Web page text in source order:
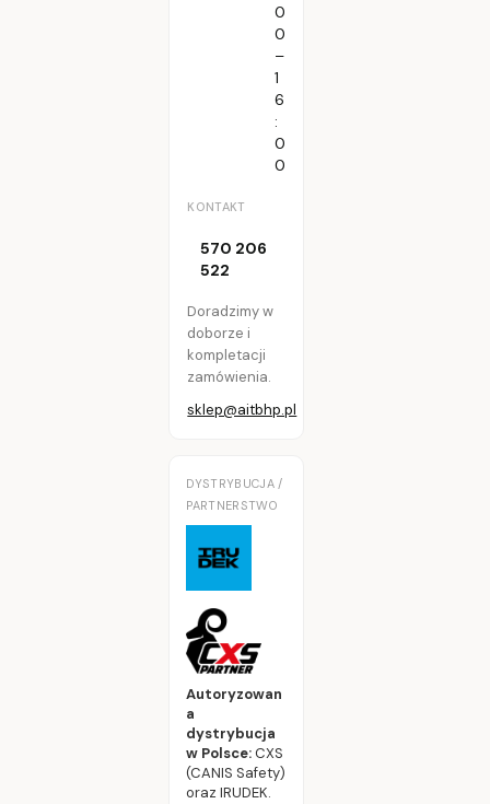
0
0
–
1
6
:
0
0
KONTAKT
570 206
522
Doradzimy w
doborze i
kompletacji
zamówienia.
sklep@aitbhp.pl
DYSTRYBUCJA /
PARTNERSTWO
Autoryzowan
a
dystrybucja
w Polsce:CXS
(CANIS Safety)
oraz IRUDEK.